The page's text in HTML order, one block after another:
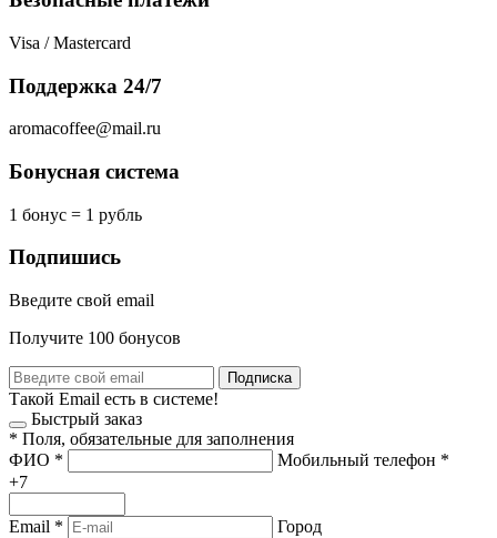
Visa / Mastercard
Поддержка 24/7
aromacoffee@mail.ru
Бонусная система
1 бонус = 1 рубль
Подпишись
Введите свой email
Получите 100 бонусов
Подписка
Такой Email есть в системе!
Быстрый заказ
* Поля, обязательные для заполнения
ФИО * Мобильный телефон *
+7
Email * Город